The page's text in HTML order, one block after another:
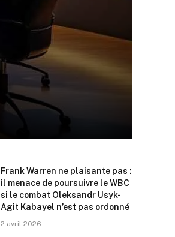
Frank Warren ne plaisante pas :
il menace de poursuivre le WBC
si le combat Oleksandr Usyk-
Agit Kabayel n’est pas ordonné
2 avril 2026